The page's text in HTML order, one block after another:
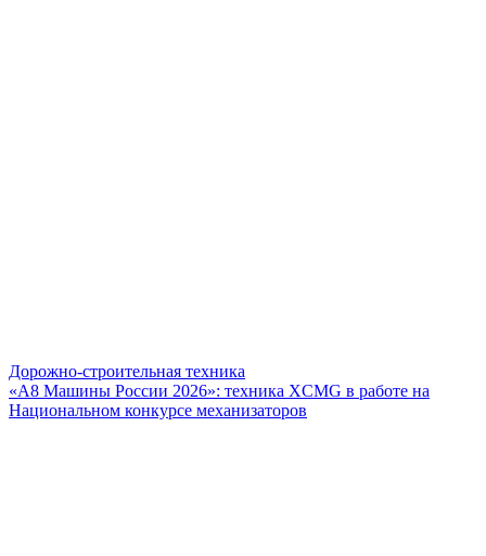
Дорожно-строительная техника
«А8 Машины России 2026»: техника XCMG в работе на
Национальном конкурсе механизаторов